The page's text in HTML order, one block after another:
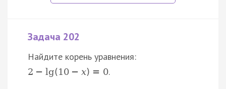
Задача 202
Найдите корень уравнения:
2 − lg(10 − x) = 0.